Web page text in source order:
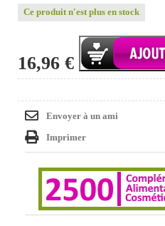
Ce produit n'est plus en stock
16,96 €
Envoyer à un ami
Imprimer